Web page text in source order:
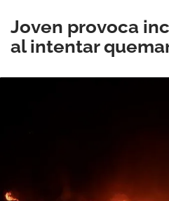
Joven provoca
al intentar